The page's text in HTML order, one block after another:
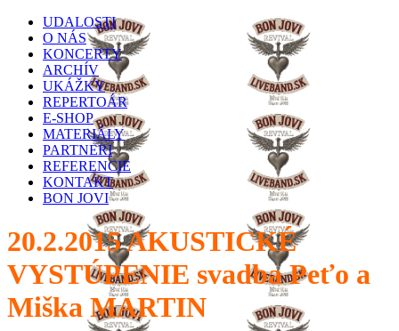
UDALOSTI
O NÁS
KONCERTY
ARCHÍV
UKÁŽKY
REPERTOÁR
E-SHOP
MATERIÁLY
PARTNERI
REFERENCIE
KONTAKT
BON JOVI
20.2.2015AKUSTICKÉ
VYSTÚPENIE svadba Peťo a
Miška MARTIN